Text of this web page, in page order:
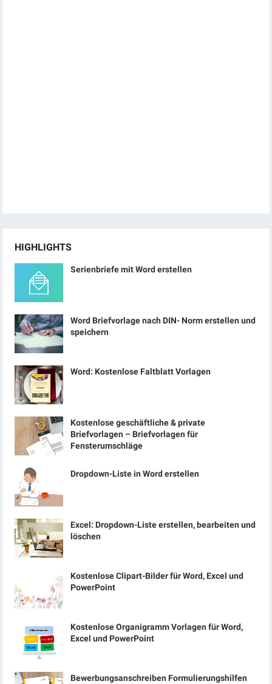
HIGHLIGHTS
Serienbriefe mit Word erstellen
Word Briefvorlage nach DIN- Norm erstellen und
speichern
Word: Kostenlose Faltblatt Vorlagen
Kostenlose geschäftliche & private
Briefvorlagen – Briefvorlagen für
Fensterumschläge
Dropdown-Liste in Word erstellen
Excel: Dropdown-Liste erstellen, bearbeiten und
löschen
Kostenlose Clipart-Bilder für Word, Excel und
PowerPoint
Kostenlose Organigramm Vorlagen für Word,
Excel und PowerPoint
Bewerbungsanschreiben Formulierungshilfen